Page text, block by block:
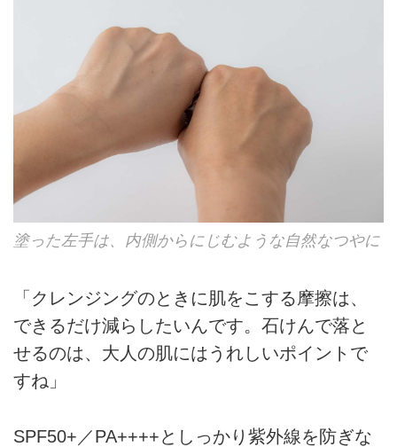
塗った左手は、内側からにじむような自然なつやに
「クレンジングのときに肌をこする摩擦は、
できるだけ減らしたいんです。石けんで落と
せるのは、大人の肌にはうれしいポイントで
すね」
SPF50+／PA++++としっかり紫外線を防ぎな